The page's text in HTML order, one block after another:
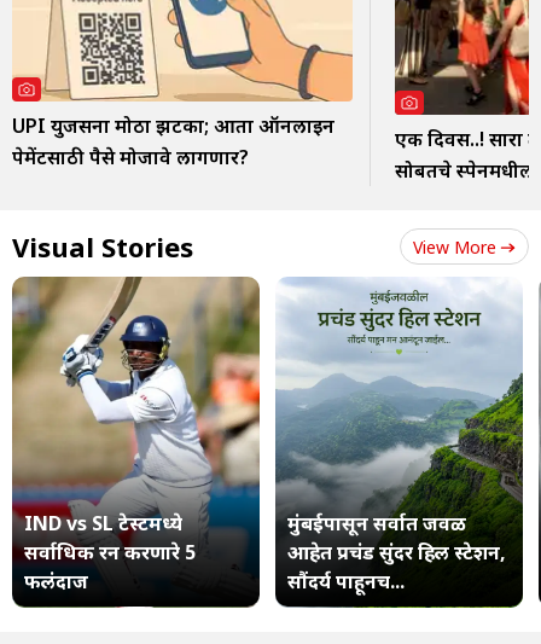
UPI युजर्सना मोठा झटका; आता ऑनलाइन
पेमेंटसाठी पैसे मोजावे लागणार?
एक दिवस..! सारा
सोबतचे
Visual Stories View More
IND vs SL टेस्टमध्ये
सर्वाधिक रन करणारे 5
फलंदाज
मुंबईपासून सर्वात जवळ
आहेत प्रचंड सुंदर हिल स्टेशन,
सौंदर्य पाहूनच...